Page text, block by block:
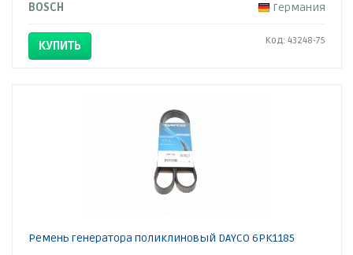
BOSCH
Германия
КУПИТЬ Код: 43248-75
Ремень генератора поликлиновый DAYCO 6PK1185